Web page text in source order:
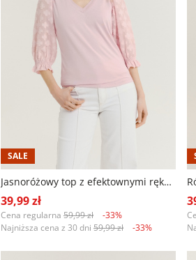
SALE
Jasnoróżowy top z efektownymi rękawami
39,99 zł
Cena regularna 59,99 zł
-33%
Najniższa cena z 30 dni 59,99 zł -33%